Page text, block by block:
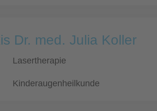
Dr. med. Julia Koller
Lasertherapie
Kinderaugenheilkunde